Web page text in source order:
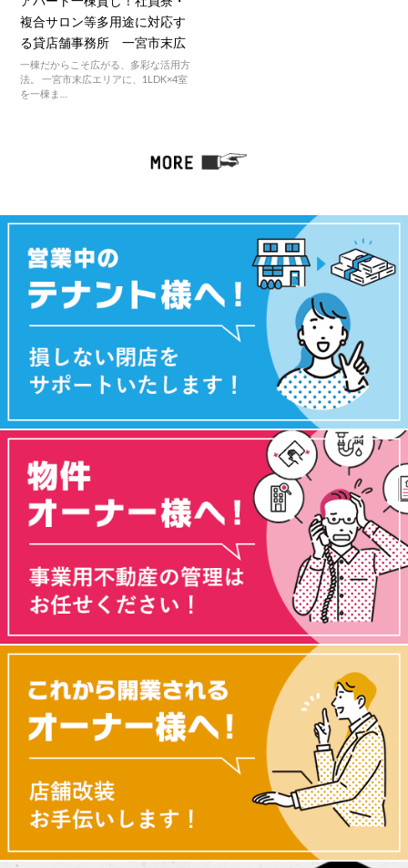
複合サロン等多用途に対応す
る貸店舗事務所 一宮市末広
一棟だからこそ広がる、多彩な活用方
法。 一宮市末広エリアに、1LDK×4室
を一棟ま…